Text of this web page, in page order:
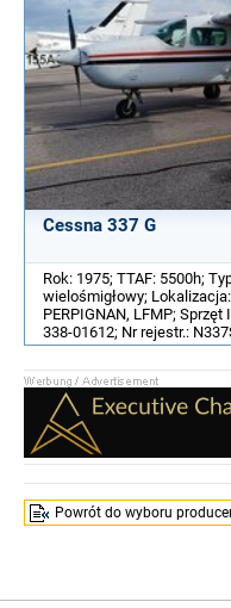
Cessna 337 G
Rok: 1975; TTAF: 5500h;
wielośmigłowy;
PERPIGNAN, LFMP; Sprzęt
338-01612; Nr rejestr.:
Powrót do wyboru